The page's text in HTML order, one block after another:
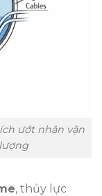
ướt nhân vận
, thủy lực